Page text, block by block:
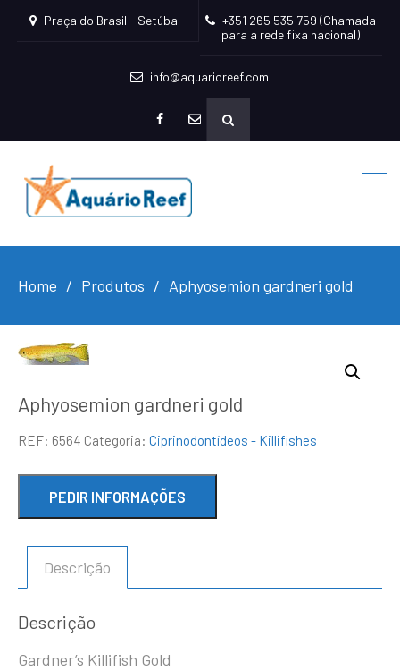
Praça do Brasil - Setúbal
+351 265 535 759 (Chamada
para a rede fixa nacional)
info@aquarioreef.com
mailto
Home Produtos Aphyosemion gardneri gold
Aphyosemion gardneri gold
REF: 6564 Categoria: Ciprinodontídeos - Killifishes
Descrição
Descrição
Gardner’s Killifish Gold